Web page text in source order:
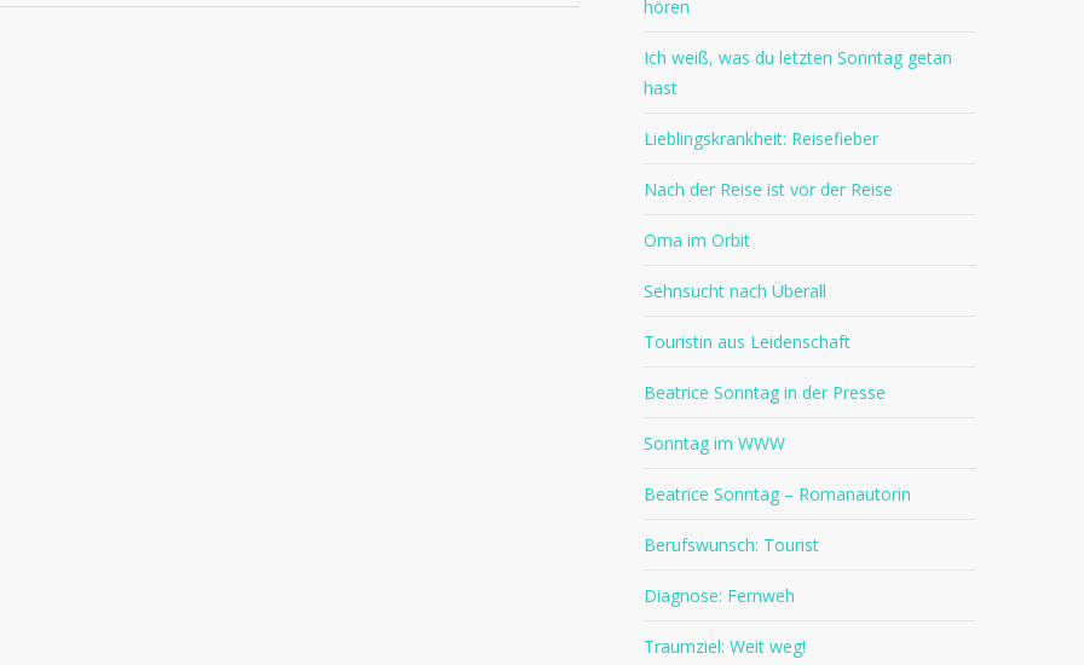
hören
Ich weiß, was du letzten Sonntag getan
hast
Lieblingskrankheit: Reisefieber
Nach der Reise ist vor der Reise
Oma im Orbit
Sehnsucht nach Überall
Touristin aus Leidenschaft
Beatrice Sonntag in der Presse
Sonntag im WWW
Beatrice Sonntag – Romanautorin
Berufswunsch: Tourist
Diagnose: Fernweh
Traumziel: Weit weg!